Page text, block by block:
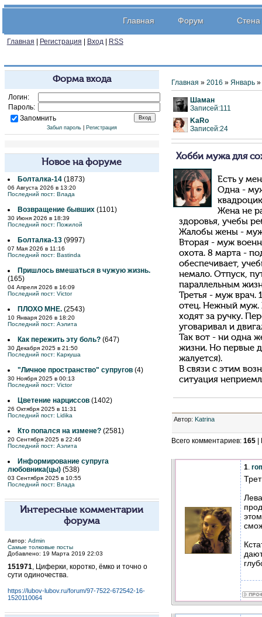
Главная Форум Стена
Главная Регистрация Вход| RSS
Форма входа
Логин:
Пароль:
Запомнить
Забыл пароль| Регистрация
Новое на форуме
Болталка-14(1873)
06 Августа 2026 в 13:20
Последний пост: Влада
Возвращение бывших(1101)
30 Июня 2026 в 18:39
Последний пост: Пожилой
Болталка-13(9997)
07 Мая 2026 в 11:16
Последний пост: Bastinda
Пришлось вмешаться в чужую жизнь.
(165)
04 Апреля 2026 в 16:09
Последний пост: Victor
ПЛОХО МНЕ.(2543)
10 Января 2026 в 18:20
Последний пост: Аэлита
Как пережить эту боль?(647)
30 Декабря 2025 в 21:50
Последний пост: Каркуша
"Личное пространство" супругов(4)
30 Ноября 2025 в 00:13
Последний пост: Victor
Цветение нарциссов(1402)
26 Октября 2025 в 11:31
Последний пост: Lidika
Кто попался на измене?(2581)
20 Сентября 2025 в 22:46
Последний пост: Аэлита
Информирование супруга
любовника(цы)(538)
03 Сентября 2025 в 10:55
Последний пост: Влада
Интересные комментарии
форума
Автор: Admin
Самые толковые посты
Добавлено: 19 Марта 2019 22:03
151971, Циферки, коротко, ёмко и точно о
сути одиночества.
https://lubov-lubov.ru/forum/97-7522-672542-16-
1520110064
Главная » 2016 » Январь »
Шаман
Записей:111
KaRo
Записей:24
Хобби мужа для
Есть у
Одна -
Жена не
здоровья, учебы
Жалобы жены -
Вторая - муж
охота. 8 марта -
обеспечивает,
немало. Отпуск,
параллельным
Третья - муж врач.
отец. Нежный муж.
ходят за ручку.
уговаривал и
Так вот - ни одна
жизни. Но первые
жалуется).
В связи с этим
ситуация
Автор: Katrina
Всего комментариев: 165|
1.